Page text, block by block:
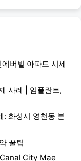
버빌 아파트 시세
사례 | 임플란트,
: 화성시 영천동 분
꿀팁
City Mae